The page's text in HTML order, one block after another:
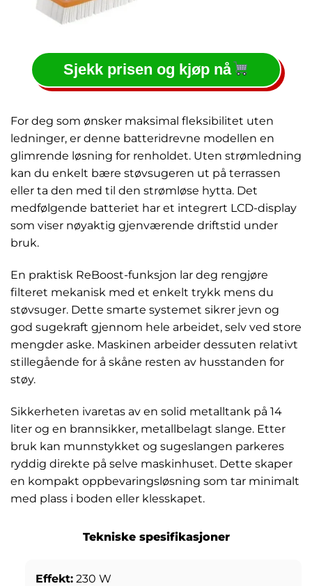
Sjekk prisen og kjøp nå
For deg som ønsker maksimal fleksibilitet uten
ledninger, er denne batteridrevne modellen en
glimrende løsning for renholdet. Uten strømledning
kan du enkelt bære støvsugeren ut på terrassen
eller ta den med til den strømløse hytta. Det
medfølgende batteriet har et integrert LCD-display
som viser nøyaktig gjenværende driftstid under
bruk.
En praktisk ReBoost-funksjon lar deg rengjøre
filteret mekanisk med et enkelt trykk mens du
støvsuger. Dette smarte systemet sikrer jevn og
god sugekraft gjennom hele arbeidet, selv ved store
mengder aske. Maskinen arbeider dessuten relativt
stillegående for å skåne resten av husstanden for
støy.
Sikkerheten ivaretas av en solid metalltank på 14
liter og en brannsikker, metallbelagt slange. Etter
bruk kan munnstykket og sugeslangen parkeres
ryddig direkte på selve maskinhuset. Dette skaper
en kompakt oppbevaringsløsning som tar minimalt
med plass i boden eller klesskapet.
Tekniske spesifikasjoner
Effekt:230 W